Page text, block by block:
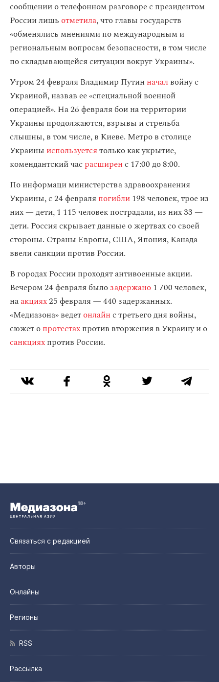
сообщении о телефонном разговоре с президентом
России лишь отметила, что главы государств
«обменялись мнениями по международным и
региональным вопросам безопасности, в том числе
по складывающейся ситуации вокруг Украины».
Утром 24 февраля Владимир Путин начал войну с
Украиной, назвав ее «специальной военной
операцией». На 26 февраля бои на территории
Украины продолжаются, взрывы и стрельба
слышны, в том числе, в Киеве. Метро в столице
Украины используетсятолько как укрытие,
комендантский часрасширенс 17:00 до 8:00.
По информаци министерства здравоохранения
Украины, с 24 февраля погибли198 человек, трое из
них — дети, 1 115 человек пострадали, из них 33 —
дети. Россия скрывает данные о жертвах со своей
стороны. Страны Европы, США, Япония, Канада
ввели санкции против России.
В городах России проходят антивоенные акции.
Вечером 24 февраля былозадержано1 700 человек,
наакциях25 февраля — 440 задержанных.
«Медиазона» ведетонлайнс третьего дня войны,
сюжет опротестахпротив вторжения в Украину и о
санкцияхпротив России.
Связаться с редакцией
Авторы
Онлайны
Регионы
RSS
Рассылка